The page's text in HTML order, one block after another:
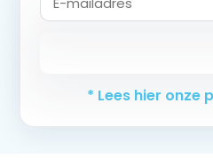
* Lees hier onze